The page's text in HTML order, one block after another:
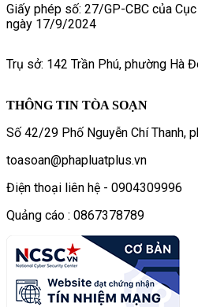
Giấy phép số: 27/GP-CBC của
ngày 17/9/2024
Trụ sở: 142 Trần Phú, phường Hà
THÔNG TIN TÒA SOẠN
Số 42/29 Phố Nguyễn Chí Thanh,
toasoan@phapluatplus.vn
Điện thoại liên hệ - 0904309996
Quảng cáo : 0867378789